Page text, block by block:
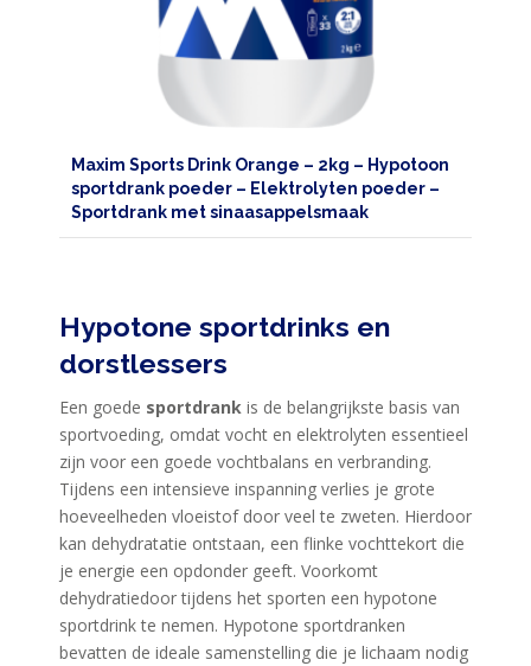
Maxim Sports Drink Orange – 2kg – Hypotoon
sportdrank poeder – Elektrolyten poeder –
Sportdrank met sinaasappelsmaak
Hypotone sportdrinks en
dorstlessers
Een goede sportdrank is de belangrijkste basis van
sportvoeding, omdat vocht en elektrolyten essentieel
zijn voor een goede vochtbalans en verbranding.
Tijdens een intensieve inspanning verlies je grote
hoeveelheden vloeistof door veel te zweten. Hierdoor
kan dehydratatie ontstaan, een flinke vochttekort die
je energie een opdonder geeft. Voorkomt
dehydratiedoor tijdens het sporten een hypotone
sportdrink te nemen. Hypotone sportdranken
bevatten de ideale samenstelling die je lichaam nodig